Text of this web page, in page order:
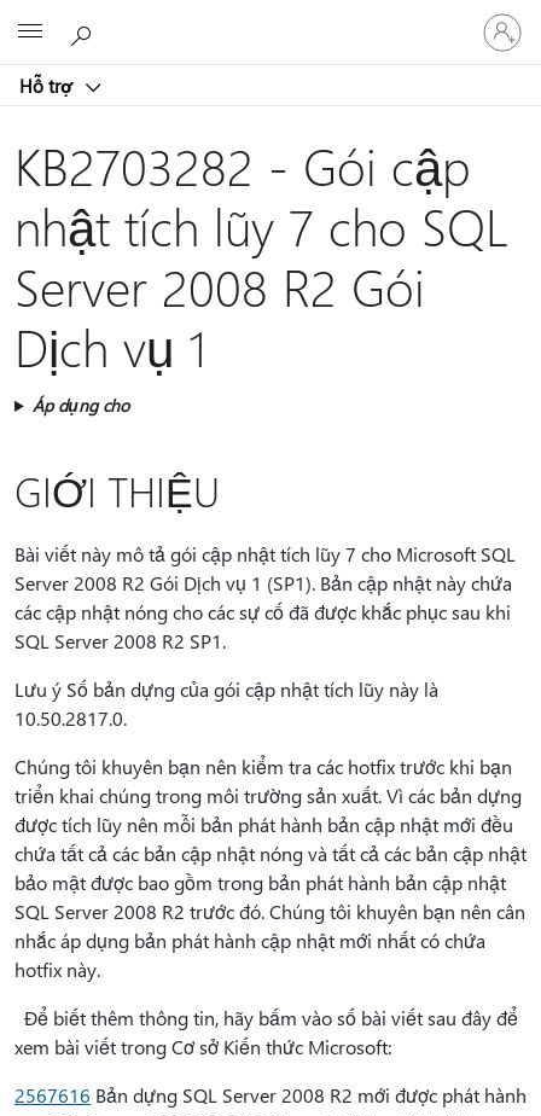
Hỗ trợ
Đăng
nhập
tài
KB2703282 - Gói cập
nhật tích lũy 7 cho SQL
Server 2008 R2 Gói
Dịch vụ 1
Áp dụng cho
GIỚI THIỆU
Bài viết này mô tả gói cập nhật tích lũy 7 cho Microsoft SQL
Server 2008 R2 Gói Dịch vụ 1 (SP1). Bản cập nhật này chứa
các cập nhật nóng cho các sự cố đã được khắc phục sau khi
SQL Server 2008 R2 SP1.
Lưu ý Số bản dựng của gói cập nhật tích lũy này là
10.50.2817.0.
Chúng tôi khuyên bạn nên kiểm tra các hotfix trước khi bạn
triển khai chúng trong môi trường sản xuất. Vì các bản dựng
được tích lũy nên mỗi bản phát hành bản cập nhật mới đều
chứa tất cả các bản cập nhật nóng và tất cả các bản cập nhật
bảo mật được bao gồm trong bản phát hành bản cập nhật
SQL Server 2008 R2 trước đó. Chúng tôi khuyên bạn nên cân
nhắc áp dụng bản phát hành cập nhật mới nhất có chứa
hotfix này.
Để biết thêm thông tin, hãy bấm vào số bài viết sau đây để
xem bài viết trong Cơ sở Kiến thức Microsoft:
2567616 Bản dựng SQL Server 2008 R2 mới được phát hành